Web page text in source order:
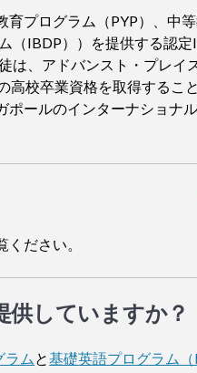
育プログラム（PYP）、中
（IBDP））を提供する認定
は、アドバンスト・プレイ
高校卒業資格を取得するこ
ポールのインターナショナ
ください。
供していますか？
ラム と基礎英語プログラム（